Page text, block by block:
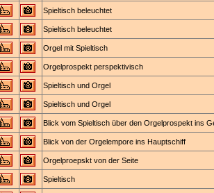
Spieltisch beleuchtet
Spieltisch beleuchtet
Orgel mit Spieltisch
Orgelprospekt perspektivisch
Spieltisch und Orgel
Spieltisch und Orgel
Blick vom Spieltisch über den Orgelprospekt ins
Blick von der Orgelempore ins Hauptschiff
Orgelproepskt von der Seite
Spieltisch